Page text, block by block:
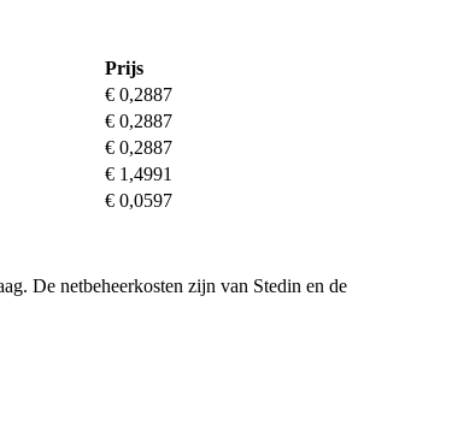
Prijs
€ 0,2887
€ 0,2887
€ 0,2887
€ 1,4991
€ 0,0597
De netbeheerkosten zijn van Stedin en de